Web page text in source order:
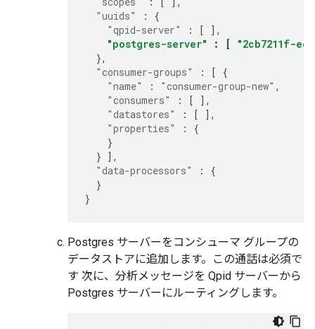
"uuids"
:
{
"qpid-server"
: [
],
"postgres-server"
: [
"2cb7211f-
},
"consumer-groups"
: [ {
"name"
: "consumer-group-new" ,
"consumers"
: [
],
"datastores"
: [
],
"properties"
:
{
}
} ],
"data-processors"
:
{
}
}
Postgres サーバーをコンシューマ グループの
データストアに追加します。この通話は必須で
す 次に、分析メッセージを Qpid サーバーから
Postgres サーバーにルーティングします。